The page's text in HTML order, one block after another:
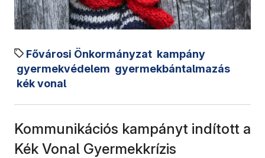
Fővárosi Önkormányzat kampány
gyermekvédelem gyermekbántalmazás
kék vonal
Kommunikációs kampányt indított a
Kék Vonal Gyermekkrízis